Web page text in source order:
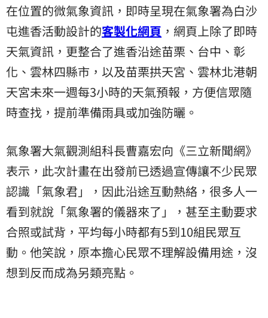
在位置的微氣象資訊，即時呈現在氣象署為白沙
屯進香活動設計的客製化網頁 ，網頁上除了即時
天氣資訊，更整合了進香沿途苗栗、台中、彰
化、雲林四縣市，以及苗栗拱天宮、雲林北港朝
天宮未來一週每3小時的天氣預報，方便信眾隨
時查找，提前準備雨具或加強防曬。
氣象署大氣觀測組科長曹嘉宏向《三立新聞網》
表示，此次計畫在出發前已透過宣傳讓不少民眾
認識「氣象君」，因此沿途互動熱絡，很多人一
看到就說「氣象署的儀器來了」，甚至主動要求
合照或試背，平均每小時都有5到10組民眾互
動。他笑說，原本擔心民眾不理解設備用途，沒
想到反而成為另類亮點。